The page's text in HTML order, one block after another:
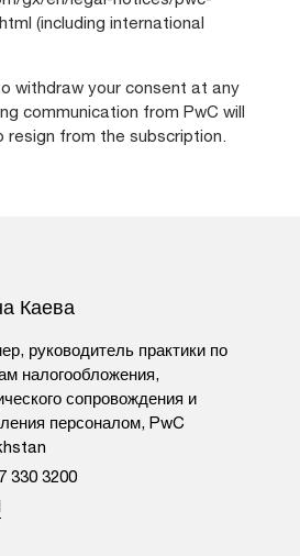
(including international
withdraw your consent at any
communication from PwC will
resign from the subscription.
Каева
руководитель практики по
налогообложения,
сопровождения и
персоналом, PwC
330 3200